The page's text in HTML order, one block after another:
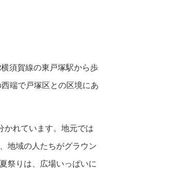
須賀線の東戸塚駅から歩
端で戸塚区との区境にあ
かれています。地元では
地域の人たちがグラウン
祭りは、広場いっぱいに